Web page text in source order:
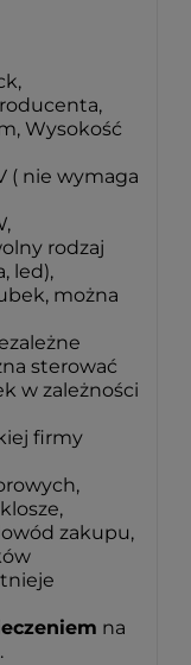
Wysokość
( nie wymaga
rodzaj
led),
można
sterować
w zależności
firmy
zakupu,
na